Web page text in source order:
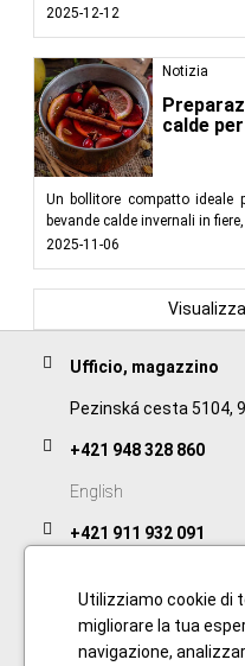
2025-12-12
Notizia
calde
Un bollitore compatto ideale
bevande calde invernali in
2025-11-06
Ufficio, magazzino
Pezinská cesta 5104,
+421 948 328 860
English
+421 911 932 091
Collegamenti
Utilizziamo cookie di
migliorare la tua
navigazione,